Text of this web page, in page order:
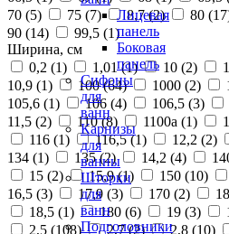
Лицевая
панель
Боковая
панель
Сифоны
для
ванн
Карнизы
для
ванны
Шторки
для
ванн
Подголовники
70 (5) 75 (7) 8,7 (2) 80 (17
90 (14) 99,5 (1)
Ширина, см
0,2 (1) 1,01 (1) 10 (2)
10,9 (1) 100 (64) 1000 (2)
105,6 (1) 106 (4) 106,5 (3)
11,5 (2) 110 (8) 1100а (1)
116 (1) 116,5 (1) 12,2 (2)
134 (1) 135 (2) 14,2 (4)
15 (2) 15,9 (1) 150 (10)
16,5 (3) 17,9 (3) 170 (2)
18,5 (1) 180 (6) 19 (3)
2,5 (108) 2,7 (2) 2,8 (10)